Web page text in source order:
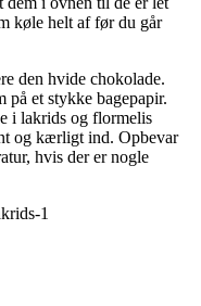
køle helt af før du går
den hvide chokolade.
et stykke bagepapir.
i lakrids og flormelis
og kærligt ind. Opbevar
hvis der er nogle